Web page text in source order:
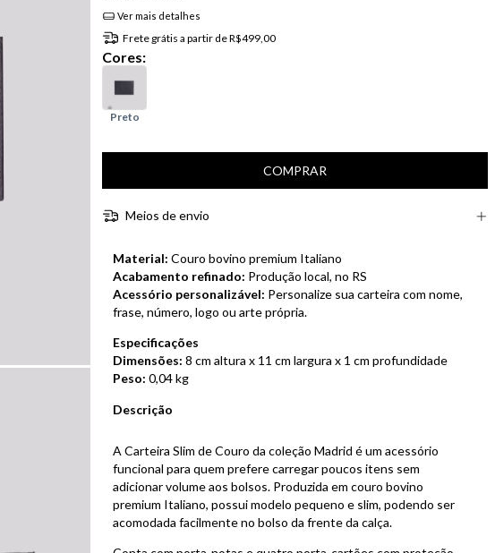
Ver mais detalhes
Frete grátis a partir deR$499,00
Cores:
Meios de envio
Material: Couro bovino premium Italiano
Acabamento refinado: Produção local, no RS
Acessório personalizável: Personalize sua carteira com nome,
frase, número, logo ou arte própria.
Especificações
Dimensões: 8 cm altura x 11 cm largura x 1 cm profundidade
Peso: 0,04 kg
Descrição
A Carteira Slim de Couro da coleção Madrid é um acessório
funcional para quem prefere carregar poucos itens sem
adicionar volume aos bolsos. Produzida em couro bovino
premium Italiano, possui modelo pequeno e slim, podendo ser
acomodada facilmente no bolso da frente da calça.